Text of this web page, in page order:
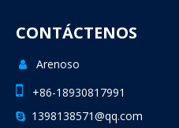
CONTÁCTENOS
 Arenoso
+86-18930817991
 1398138571@qq.com